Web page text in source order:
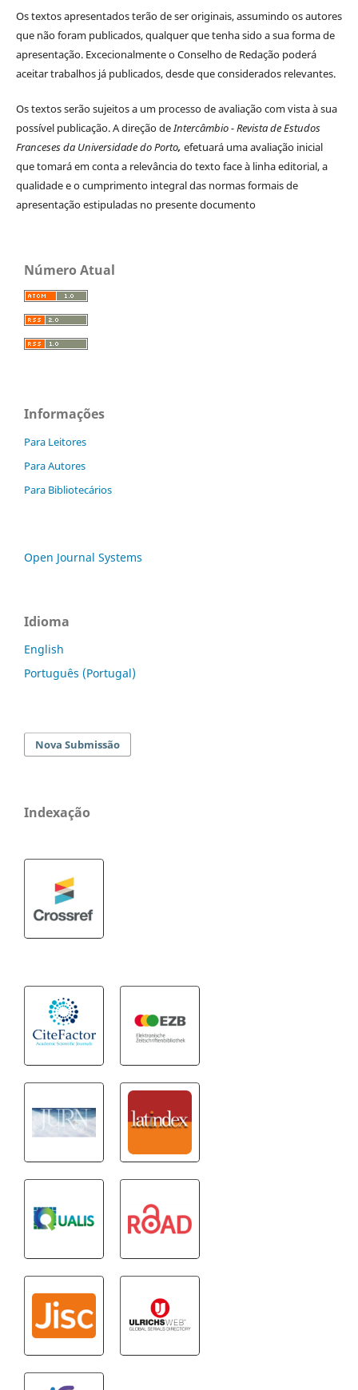
Os textos apresentados terão de ser originais, assumindo os autores
que não foram publicados, qualquer que tenha sido a sua forma de
apresentação. Excecionalmente o Conselho de Redação poderá
aceitar trabalhos já publicados, desde que considerados relevantes.
Os textos serão sujeitos a um processo de avaliação com vista à sua
possível publicação. A direção deIntercâmbio - Revista de Estudos
Franceses da Universidade do Porto, efetuará uma avaliação inicial
que tomará em conta a relevância do texto face à linha editorial, a
qualidade e o cumprimento integral das normas formais de
apresentação estipuladas no presente documento
Número Atual
Informações
Para Leitores
Para Autores
Para Bibliotecários
Open Journal Systems
Idioma
English
Português (Portugal)
Nova Submissão
Indexação